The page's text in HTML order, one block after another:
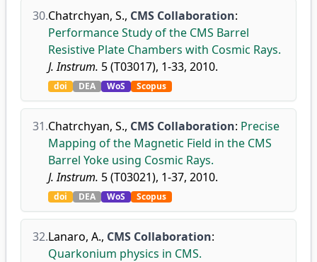
30.Chatrchyan, S., CMS Collaboration:
Performance Study of the CMS Barrel
Resistive Plate Chambers with Cosmic Rays.
J. Instrum. 5 (T03017), 1-33, 2010.
doi DEA WoS Scopus
31.Chatrchyan, S., CMS Collaboration: Precise
Mapping of the Magnetic Field in the CMS
Barrel Yoke using Cosmic Rays.
J. Instrum. 5 (T03021), 1-37, 2010.
doi DEA WoS Scopus
32.Lanaro, A., CMS Collaboration:
Quarkonium physics in CMS.